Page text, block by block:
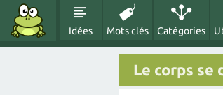
Idées Mots clés Catégories
Le corps se